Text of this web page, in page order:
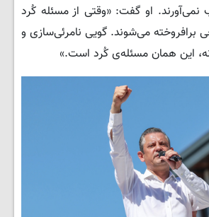
او گفت: «وقتی از مسئله کُرد
برافروخته می‌شوند. گویی نامرئی‌سازی و
این همان مسئله‌ی کُرد است.»